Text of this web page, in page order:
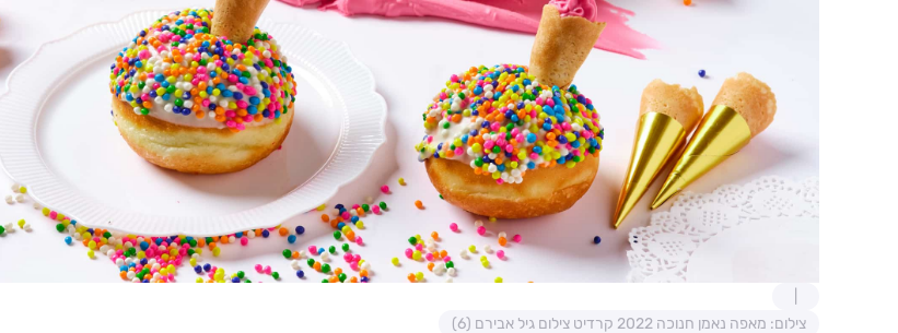
צילום: מאפה נאמן חנוכה 2022 קרדיט צילום גיל אבירם (6)